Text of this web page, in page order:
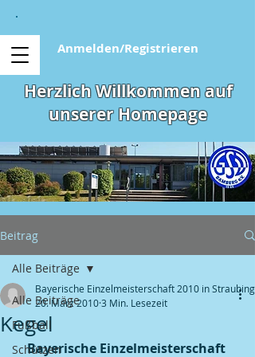
Anmelden/Registrieren
Herzlich Willkommen auf
unserer Homepage
Beitrag
Alle Beiträge
Fußball
Schützen
Alle Beiträge
Kegel
Bayerische Einzelmeisterschaft 2010 in Straubing
20. März 20103 Min. Lesezeit
Bayerische Einzelmeisterschaft